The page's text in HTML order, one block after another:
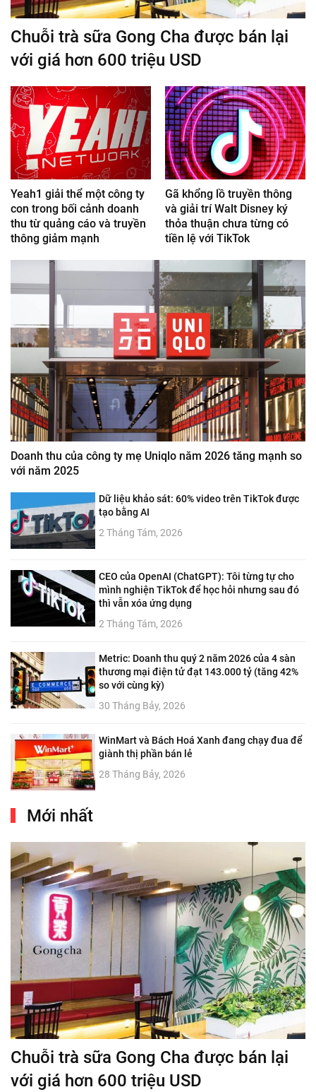
Chuỗi trà sữa Gong Cha được bán lại
với giá hơn 600 triệu USD
Yeah1 giải thể một công ty
con trong bối cảnh doanh
thu từ quảng cáo và truyền
thông giảm mạnh
Gã khổng lồ truyền thông
và giải trí Walt Disney ký
thỏa thuận chưa từng có
tiền lệ với TikTok
Doanh thu của công ty mẹ Uniqlo năm 2026 tăng mạnh so
với năm 2025
Dữ liệu khảo sát: 60% video trên TikTok được
tạo bằng AI
2 Tháng Tám, 2026
CEO của OpenAI (ChatGPT): Tôi từng tự cho
mình nghiện TikTok để học hỏi nhưng sau đó
thì vẫn xóa ứng dụng
2 Tháng Tám, 2026
Metric: Doanh thu quý 2 năm 2026 của 4 sàn
thương mại điện tử đạt 143.000 tỷ (tăng 42%
so với cùng kỳ)
30 Tháng Bảy, 2026
WinMart và Bách Hoá Xanh đang chạy đua để
giành thị phần bán lẻ
28 Tháng Bảy, 2026
Mới nhất
Chuỗi trà sữa Gong Cha được bán lại
với giá hơn 600 triệu USD